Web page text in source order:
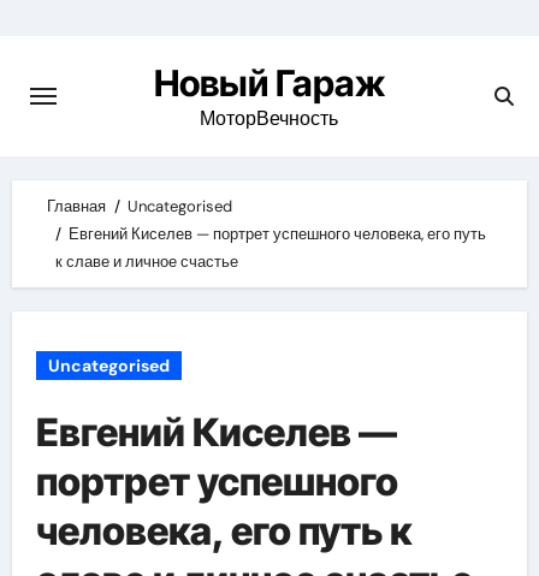
content
Новый Гараж
МоторВечность
Главная
Uncategorised
Евгений Киселев — портрет успешного человека, его путь
к славе и личное счастье
Uncategorised
Евгений Киселев —
портрет успешного
человека, его путь к